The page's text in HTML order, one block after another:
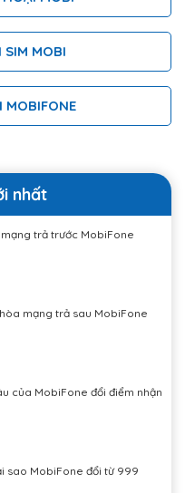
SIM MOBI
MOBIFONE
nhất
trả trước MobiFone
mạng trả sau MobiFone
của MobiFone đổi điểm nhận
sao MobiFone đổi từ 999